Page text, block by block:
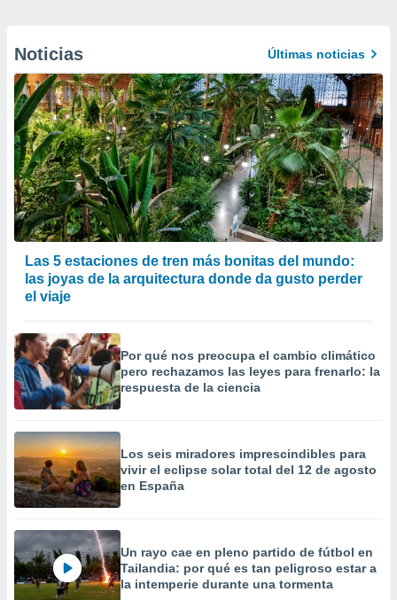
Noticias Últimas noticias
Las 5 estaciones de tren más bonitas del mundo:
las joyas de la arquitectura donde da gusto perder
el viaje
Por qué nos preocupa el cambio climático
pero rechazamos las leyes para frenarlo: la
respuesta de la ciencia
Los seis miradores imprescindibles para
vivir el eclipse solar total del 12 de agosto
en España
Un rayo cae en pleno partido de fútbol en
Tailandia: por qué es tan peligroso estar a
la intemperie durante una tormenta